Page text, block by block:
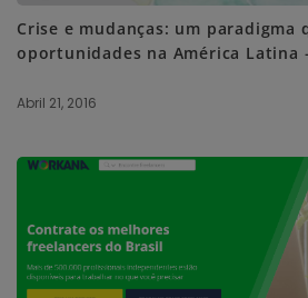
Crise e mudanças: um paradigma
oportunidades na América Latina
Abril 21, 2016